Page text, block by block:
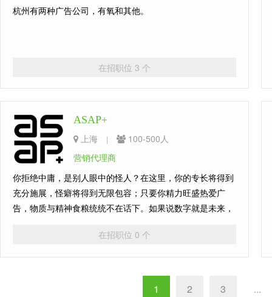
杭州有两种广告公司，有氧和其他。
在招职位 3 个
ASAP+
上海
|
100-500人
营销代理商
你拒绝中庸，是别人眼中的怪人？在这里，你的专长将得到
充分施展，怪癖将得到无限包容；只要你精力旺盛热爱广
告，物质与精神食粮统统不在话下。如果说数字就是未来，
在招职位 0 个
1 2 3 ...